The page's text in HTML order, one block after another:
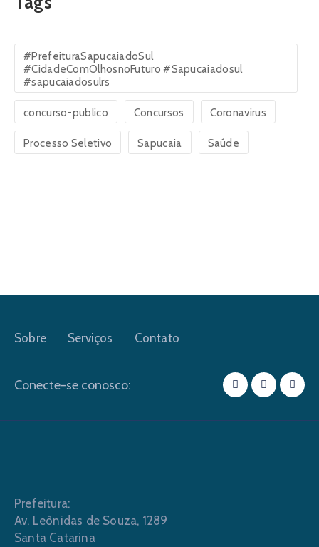
#PrefeituraSapucaiadoSul
#CidadeComOlhosnoFuturo #Sapucaiadosul
#sapucaiadosulrs
concurso-publico Concursos Coronavirus
Processo Seletivo Sapucaia Saúde
Sobre Serviços Contato
Conecte-se conosco:
Prefeitura:
Av. Leônidas de Souza, 1289
Santa Catarina